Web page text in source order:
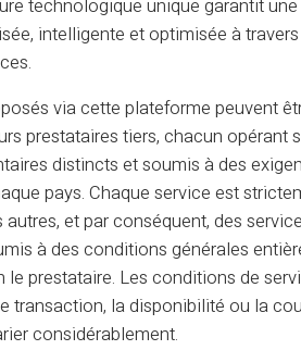
blog is presented for informational
or legal value. Although we strive to
and updating of the published content, it
or inaccuracies. Carte Veritas and the authors
for decisions or actions taken
in this blog. Any use of this information
your sole responsibility. We encourage
or an expert for any important
the subjects discussed. In addition, the
site may be modified or updated without notice.
that Carte Veritas and its partners are
losses, direct or indirect damages, or
use of the contents of this site, whether they
or the interpretation of the information
technologique unique garantit
intelligente et optimisée à
via cette plateforme peuvent
prestataires tiers, chacun opérant
distincts et soumis à des
pays. Chaque service est
autres, et par conséquent, des
à des conditions générales
le prestataire. Les conditions de
transaction, la disponibilité ou la
considérablement.